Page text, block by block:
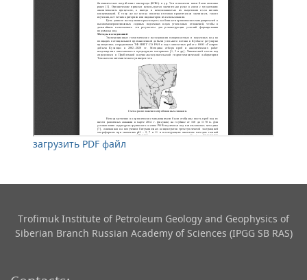
загрузить PDF файл
Trofimuk Institute of Petroleum Geology and Geophysics​ of
Siberian Branch Russian Academy of Sciences (IPGG SB RAS)